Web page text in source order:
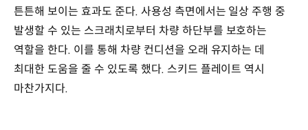
튼튼해 보이는 효과도 준다. 사용성 측면에서는 일상 주행 중
발생할 수 있는 스크래치로부터 차량 하단부를 보호하는
역할을 한다. 이를 통해 차량 컨디션을 오래 유지하는 데
최대한 도움을 줄 수 있도록 했다. 스키드 플레이트 역시
마찬가지다.